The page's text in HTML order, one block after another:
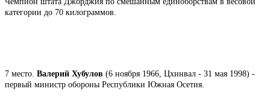
категории до 70 килограммов.
7 место. Валерий Хубулов (6 ноября 1966, Цхинвал - 31 мая 1998) -
первый министр обороны Республики Южная Осетия.